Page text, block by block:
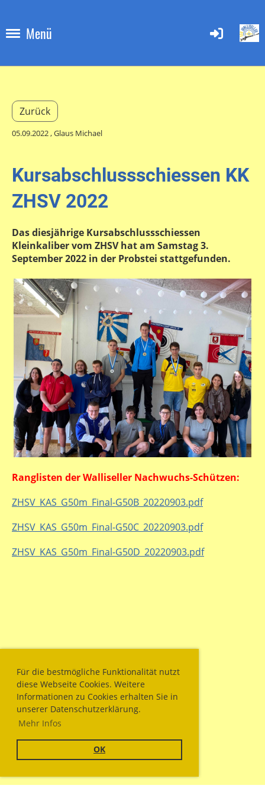
Für die bestmögliche Funktionalität nutzt
diese Webseite Cookies. Weitere
Informationen zu Cookies erhalten Sie in
unserer Datenschutzerklärung.
Mehr Infos
OK
Menü
Zurück
05.09.2022, Glaus Michael
Kursabschlussschiessen KK
ZHSV 2022
Das diesjährige Kursabschlussschiessen
Kleinkaliber vom ZHSV hat am Samstag 3.
September 2022 in der Probstei stattgefunden.
Ranglisten der Walliseller Nachwuchs-Schützen:
ZHSV_KAS_G50m_Final-G50B_20220903.pdf
ZHSV_KAS_G50m_Final-G50C_20220903.pdf
ZHSV_KAS_G50m_Final-G50D_20220903.pdf